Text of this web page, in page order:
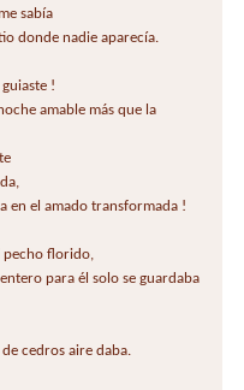
sabía
donde nadie aparecía.
!
amable más que la
en el amado transformada !
pecho florido,
para él solo se guardaba
cedros aire daba.